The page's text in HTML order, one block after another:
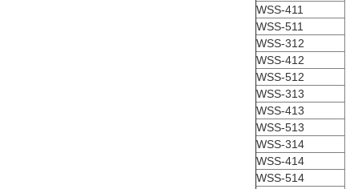
WSS-411
WSS-511
WSS-312
WSS-412
WSS-512
WSS-313
WSS-413
WSS-513
WSS-314
WSS-414
WSS-514